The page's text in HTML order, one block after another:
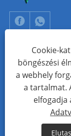
Copyright © 2024
fenntartva.
WEBOLDAL
Sitemap
Cookie-
böngészési
a webhely
a tartalmat.
elfogadja